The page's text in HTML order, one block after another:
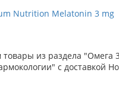
Nutrition Melatonin 3 mg
из раздела "Омега
с доставкой